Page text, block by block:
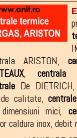
ARISTON,
,centrala
De DIETRICH
de calitate,centrale
dimensiuni mici,
caldura inox, debit